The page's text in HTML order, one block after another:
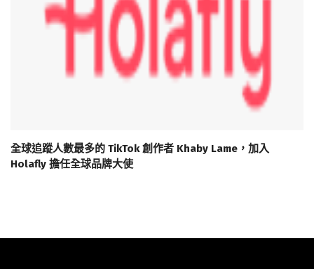
全球追蹤人數最多的 TikTok 創作者 Khaby Lame，加入
Holafly 擔任全球品牌大使